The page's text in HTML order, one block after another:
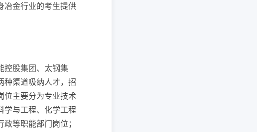
冶金行业的考生提供
控股集团、太钢集
种渠道吸纳人才，招
位主要分为专业技术
学与工程、化学工程
等职能部门岗位；